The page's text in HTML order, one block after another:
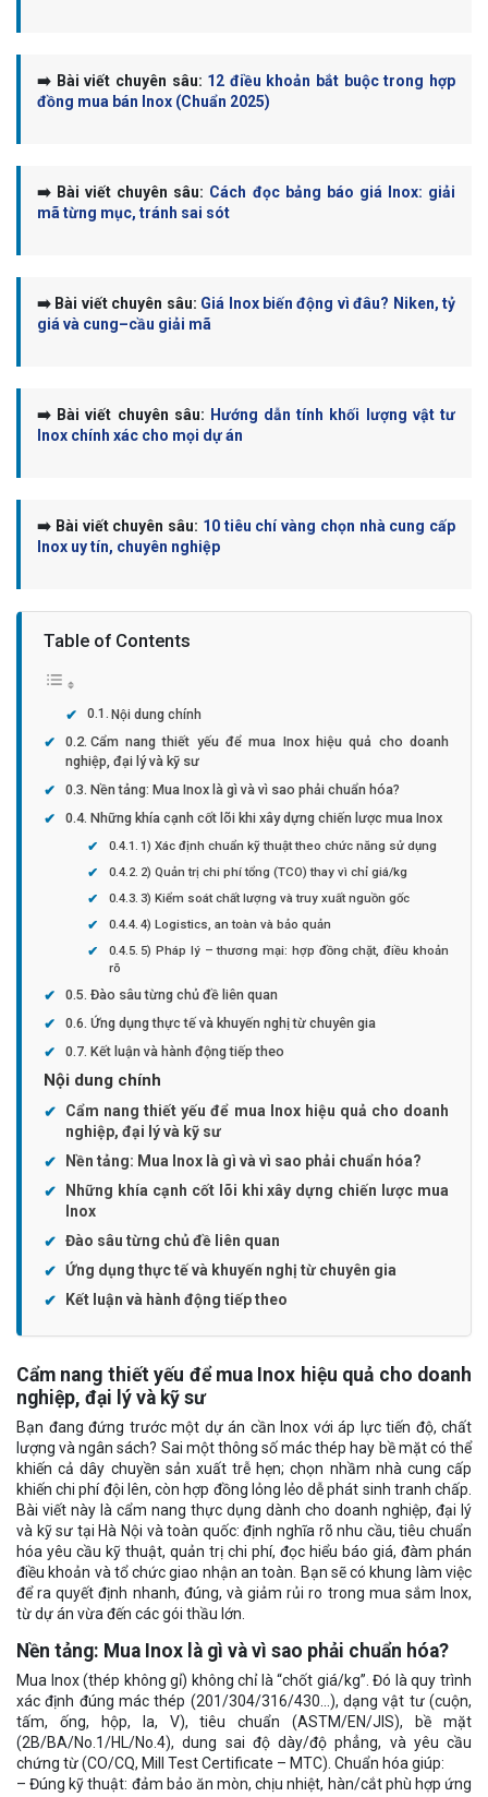
➡️ Bài viết chuyên sâu: 12 điều khoản bắt buộc trong hợp
đồng mua bán Inox (Chuẩn 2025)
➡️ Bài viết chuyên sâu: Cách đọc bảng báo giá Inox: giải
mã từng mục, tránh sai sót
➡️ Bài viết chuyên sâu: Giá Inox biến động vì đâu? Niken, tỷ
giá và cung–cầu giải mã
➡️ Bài viết chuyên sâu: Hướng dẫn tính khối lượng vật tư
Inox chính xác cho mọi dự án
➡️ Bài viết chuyên sâu: 10 tiêu chí vàng chọn nhà cung cấp
Inox uy tín, chuyên nghiệp
Table of Contents
Nội dung chính
Cẩm nang thiết yếu để mua Inox hiệu quả cho doanh
nghiệp, đại lý và kỹ sư
Nền tảng: Mua Inox là gì và vì sao phải chuẩn hóa?
Những khía cạnh cốt lõi khi xây dựng chiến lược mua Inox
1) Xác định chuẩn kỹ thuật theo chức năng sử dụng
2) Quản trị chi phí tổng (TCO) thay vì chỉ giá/kg
3) Kiểm soát chất lượng và truy xuất nguồn gốc
4) Logistics, an toàn và bảo quản
5) Pháp lý – thương mại: hợp đồng chặt, điều khoản
rõ
Đào sâu từng chủ đề liên quan
Ứng dụng thực tế và khuyến nghị từ chuyên gia
Kết luận và hành động tiếp theo
Nội dung chính
Cẩm nang thiết yếu để mua Inox hiệu quả cho doanh
nghiệp, đại lý và kỹ sư
Nền tảng: Mua Inox là gì và vì sao phải chuẩn hóa?
Những khía cạnh cốt lõi khi xây dựng chiến lược mua
Inox
Đào sâu từng chủ đề liên quan
Ứng dụng thực tế và khuyến nghị từ chuyên gia
Kết luận và hành động tiếp theo
Cẩm nang thiết yếu để mua Inox hiệu quả cho doanh
nghiệp, đại lý và kỹ sư
Bạn đang đứng trước một dự án cần Inox với áp lực tiến độ, chất
lượng và ngân sách? Sai một thông số mác thép hay bề mặt có thể
khiến cả dây chuyền sản xuất trễ hẹn; chọn nhầm nhà cung cấp
khiến chi phí đội lên, còn hợp đồng lỏng lẻo dễ phát sinh tranh chấp.
Bài viết này là cẩm nang thực dụng dành cho doanh nghiệp, đại lý
và kỹ sư tại Hà Nội và toàn quốc: định nghĩa rõ nhu cầu, tiêu chuẩn
hóa yêu cầu kỹ thuật, quản trị chi phí, đọc hiểu báo giá, đàm phán
điều khoản và tổ chức giao nhận an toàn. Bạn sẽ có khung làm việc
để ra quyết định nhanh, đúng, và giảm rủi ro trong mua sắm Inox,
từ dự án vừa đến các gói thầu lớn.
Nền tảng: Mua Inox là gì và vì sao phải chuẩn hóa?
Mua Inox (thép không gỉ) không chỉ là “chốt giá/kg”. Đó là quy trình
xác định đúng mác thép (201/304/316/430…), dạng vật tư (cuộn,
tấm, ống, hộp, la, V), tiêu chuẩn (ASTM/EN/JIS), bề mặt
(2B/BA/No.1/HL/No.4), dung sai độ dày/độ phẳng, và yêu cầu
chứng từ (CO/CQ, Mill Test Certificate – MTC). Chuẩn hóa giúp:
– Đúng kỹ thuật: đảm bảo ăn mòn, chịu nhiệt, hàn/cắt phù hợp ứng